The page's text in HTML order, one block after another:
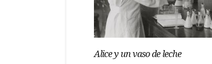
Alice y un vaso de leche